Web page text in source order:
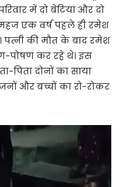
में दो बेटियां और दो
एक वर्ष पहले ही रमेश
पत्नी की मौत के बाद रमेश
पोषण कर रहे थे। इस
पिता दोनों का साया
और बच्चों का रो-रोकर